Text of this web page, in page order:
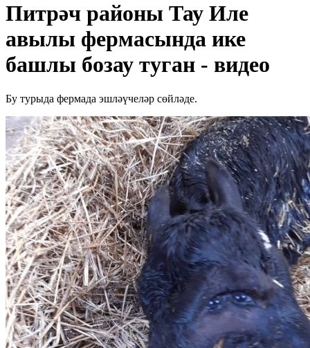
Питрәч районы Тау Иле
авылы фермасында ике
башлы бозау туган - видео
Бу турыда фермада эшләүчеләр сөйләде.